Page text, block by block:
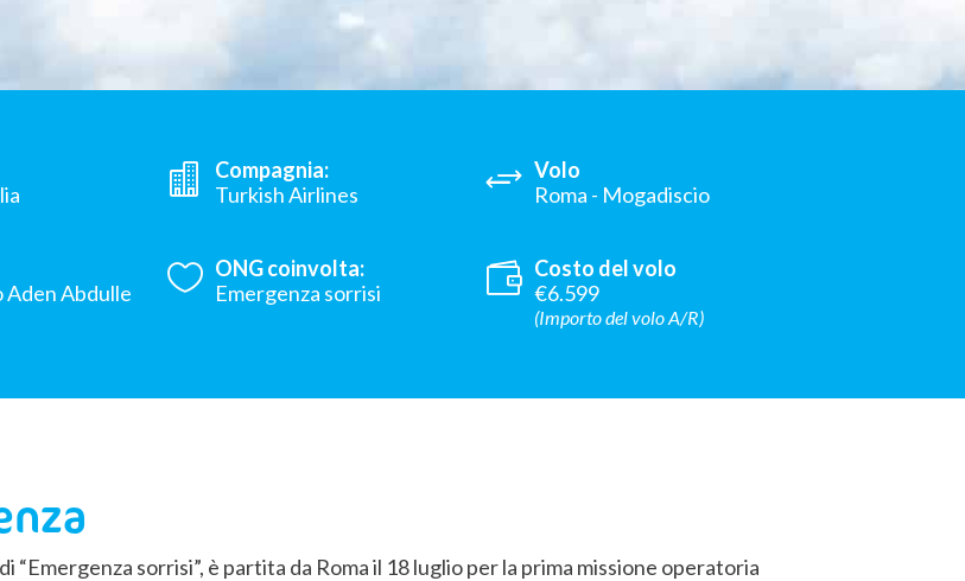
Compagnia:
Turkish Airlines
Volo
Roma - Mogadiscio
Aden Abdulle
ONG coinvolta:
Emergenza sorrisi
Costo del volo
€6.599
(Importo del volo A/R)
“Emergenza sorrisi”, è partita da Roma il 18 luglio per la prima missione operatoria